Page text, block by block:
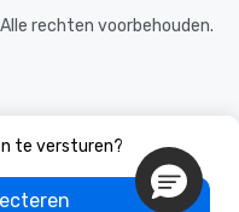
te versturen?
rechten voorbehouden.